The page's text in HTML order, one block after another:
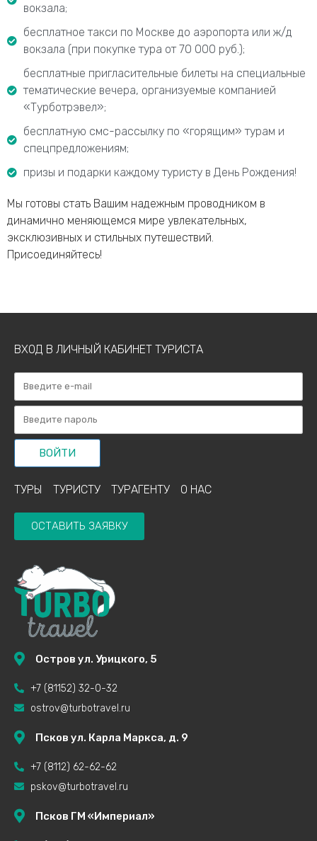
вокзала;
бесплатное такси по Москве до аэропорта или ж/д
вокзала (при покупке тура от 70 000 руб.);
бесплатные пригласительные билеты на специальные
тематические вечера, организуемые компанией
«Турботрэвел»;
бесплатную смс-рассылку по «горящим» турам и
спецпредложениям;
призы и подарки каждому туристу в День Рождения!
Мы готовы стать Вашим надежным проводником в
динамично меняющемся мире увлекательных,
эксклюзивных и стильных путешествий.
Присоединяйтесь!
ВХОД В ЛИЧНЫЙ КАБИНЕТ ТУРИСТА
ВОЙТИ
ТУРЫ ТУРИСТУ ТУРАГЕНТУ О НАС
ОСТАВИТЬ ЗАЯВКУ
Остров ул. Урицкого, 5
+7 (81152) 32-0-32
ostrov@turbotravel.ru
Псков ул. Карла Маркса, д. 9
+7 (8112) 62-62-62
pskov@turbotravel.ru
Псков ГМ «Империал»